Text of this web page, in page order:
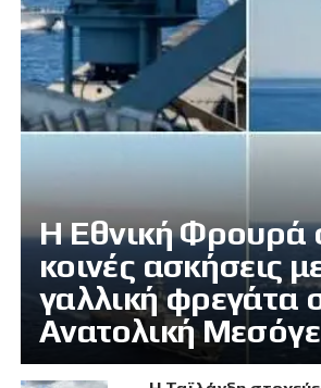
Η Εθνική Φρουρά
κοινές ασκήσεις
γαλλική φρεγάτα
Ανατολική